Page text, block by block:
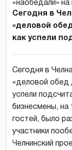
Сегодня в
«деловой
как успели
Сегодня в
«деловой обед
успели
бизнесмены, на
гостей, было
участники
Челнинский